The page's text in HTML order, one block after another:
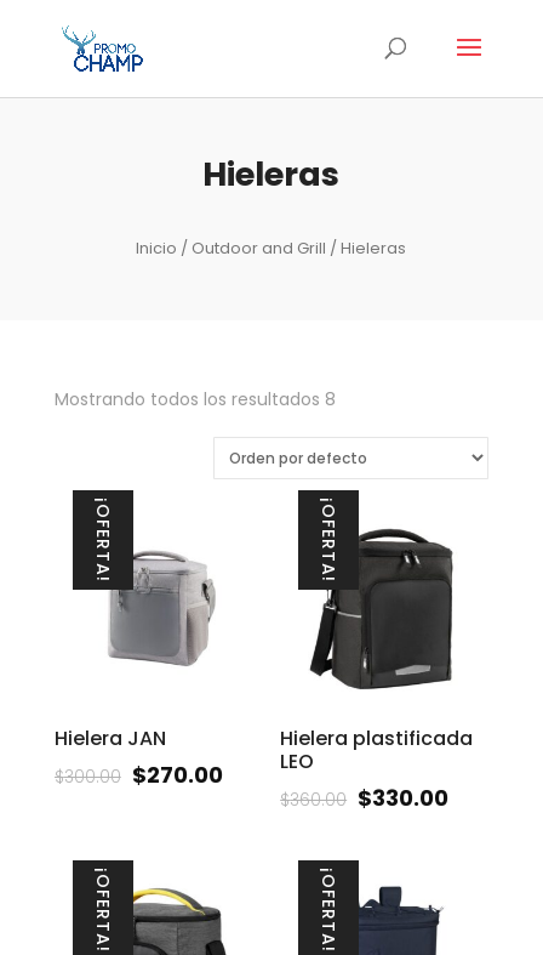
Hieleras
Inicio / Outdoor and Grill / Hieleras
Mostrando todos los resultados 8
¡OFERTA!
Hielera JAN
$300.00 $270.00
¡OFERTA!
Hielera plastificada
LEO
$360.00 $330.00
¡OFERTA! ¡OFERTA!